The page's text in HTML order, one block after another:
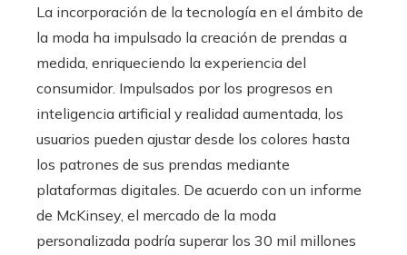
La incorporación de la tecnología en el ámbito de
la moda ha impulsado la creación de prendas a
medida, enriqueciendo la experiencia del
consumidor. Impulsados por los progresos en
inteligencia artificial y realidad aumentada, los
usuarios pueden ajustar desde los colores hasta
los patrones de sus prendas mediante
plataformas digitales. De acuerdo con un informe
de McKinsey, el mercado de la moda
personalizada podría superar los 30 mil millones